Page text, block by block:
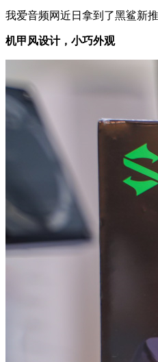
我爱音频网近日拿到了黑鲨新
机甲风设计，小巧外观